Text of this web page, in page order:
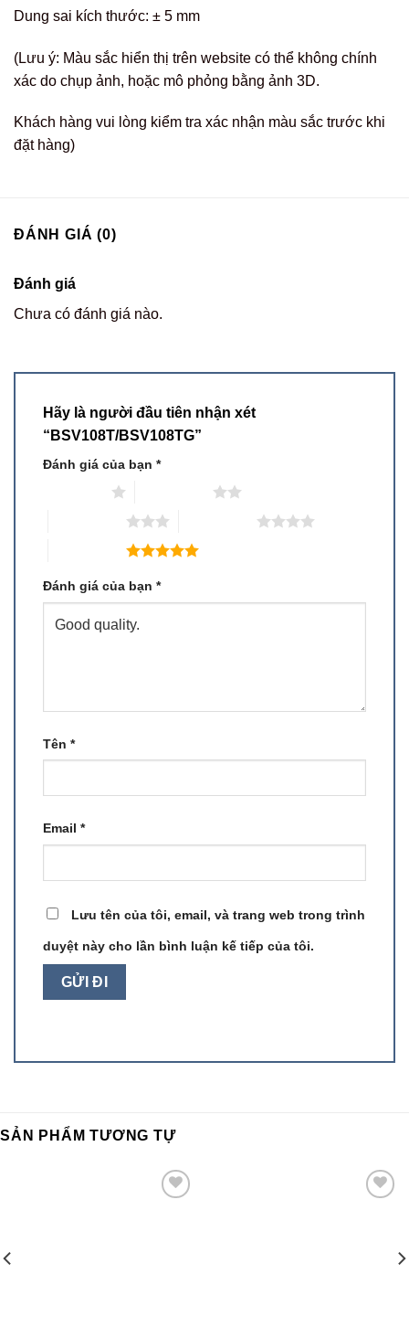
Dung sai kích thước: ± 5 mm
(Lưu ý: Màu sắc hiển thị trên website có thể không chính
xác do chụp ảnh, hoặc mô phỏng bằng ảnh 3D.
Khách hàng vui lòng kiểm tra xác nhận màu sắc trước khi
đặt hàng)
ĐÁNH GIÁ (0)
Đánh giá
Chưa có đánh giá nào.
Hãy là người đầu tiên nhận xét
“BSV108T/BSV108TG”
Đánh giá của bạn *
Đánh giá của bạn *
Tên *
Email *
Lưu tên của tôi, email, và trang web trong trình
duyệt này cho lần bình luận kế tiếp của tôi.
SẢN PHẨM TƯƠNG TỰ